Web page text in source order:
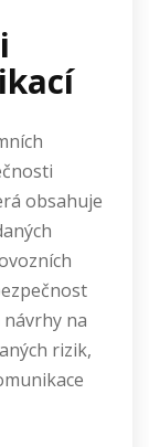
obsahuje
na
rizik,